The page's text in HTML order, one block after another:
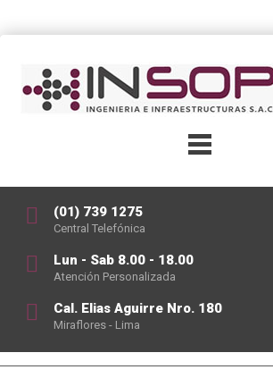
(01) 739 1275
Central Telefónica
Lun - Sab 8.00 - 18.00
Atención Personalizada
Cal. Elias Aguirre Nro. 180
Miraflores - Lima